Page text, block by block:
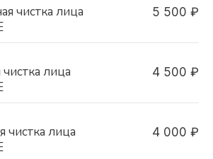
чистка лица
5 500 ₽
лица
4 500 ₽
чистка лица
4 000 ₽